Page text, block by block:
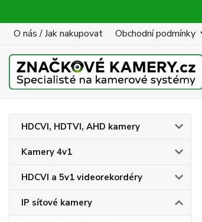
O nás / Jak nakupovat Obchodní podmínky
HDCVI, HDTVI, AHD kamery
Kamery 4v1
HDCVI a 5v1 videorekordéry
IP síťové kamery